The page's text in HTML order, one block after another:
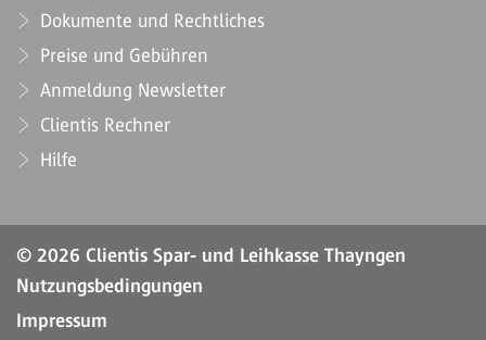
Dokumente und Rechtliches
Preise und Gebühren
Anmeldung Newsletter
Clientis Rechner
Hilfe
© 2026 Clientis Spar- und Leihkasse Thayngen
Nutzungsbedingungen
Impressum